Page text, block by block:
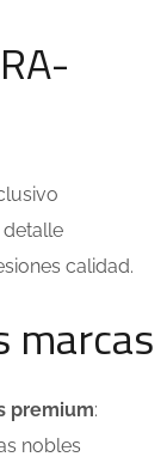
calidad.
marcas
premium:
nobles